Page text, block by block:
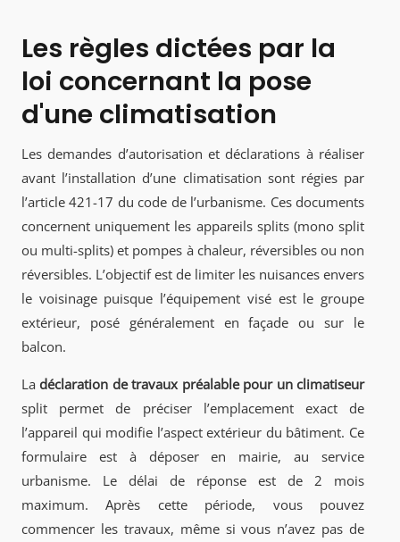
Les règles dictées par la
loi concernant la pose
d'une climatisation
Les demandes d’autorisation et déclarations à réaliser
avant l’installation d’une climatisation sont régies par
l’article 421-17 du code de l’urbanisme. Ces documents
concernent uniquement les appareils splits (mono split
ou multi-splits) et pompes à chaleur, réversibles ou non
réversibles. L’objectif est de limiter les nuisances envers
le voisinage puisque l’équipement visé est le groupe
extérieur, posé généralement en façade ou sur le
balcon.
Ladéclaration de travaux préalable pour un climatiseur
split permet de préciser l’emplacement exact de
l’appareil qui modifie l’aspect extérieur du bâtiment. Ce
formulaire est à déposer en mairie, au service
urbanisme. Le délai de réponse est de 2 mois
maximum. Après cette période, vous pouvez
commencer les travaux, même si vous n’avez pas de